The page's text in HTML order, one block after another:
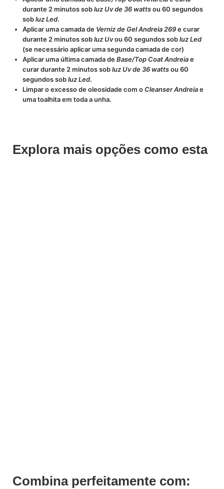
durante 2 minutos sobluz Uv de 36 wattsou 60 segundos
sobluz Led.
Aplicar uma camada de Verniz de Gel Andreia 269e curar
durante 2 minutos sobluz Uvou 60 segundos sobluz Led
(se necessário aplicar uma segunda camada de cor)
Aplicar uma última camada deBase/Top Coat Andreiae
curar durante 2 minutos sobluz Uv de 36 wattsou 60
segundos sobluz Led.
Limpar o excesso de oleosidade com o Cleanser Andreiae
uma toalhita em toda a unha.
Explora mais opções como esta
Combina perfeitamente com: